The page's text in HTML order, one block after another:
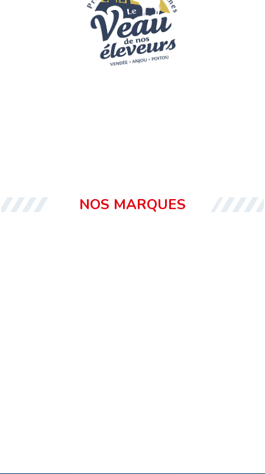
NOS MARQUES